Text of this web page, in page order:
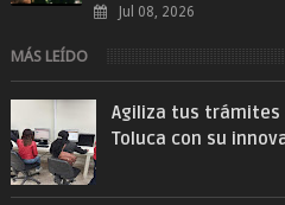
Jul 08, 2026
MÁS LEÍDO
Agiliza tus trámites
Toluca con su